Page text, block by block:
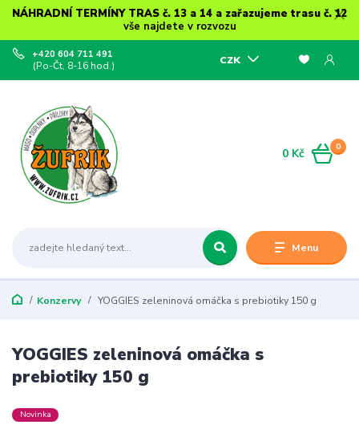
NÁHRADNÍ TERMÍNY TRAS č. 13 a 14 a zařazujeme trasu č. 12
vše najdete v rozvozu
Menu
CZK
+420 604 711 491
(Po-Čt, 8-16 hod.)
0
0 Kč
Konzervy YOGGIES zeleninová omáčka s prebiotiky 150 g
YOGGIES zeleninová omáčka s
prebiotiky 150 g
Novinka